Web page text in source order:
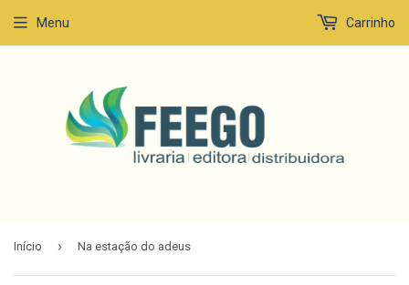
Menu Carrinho
Início › Na estação do adeus